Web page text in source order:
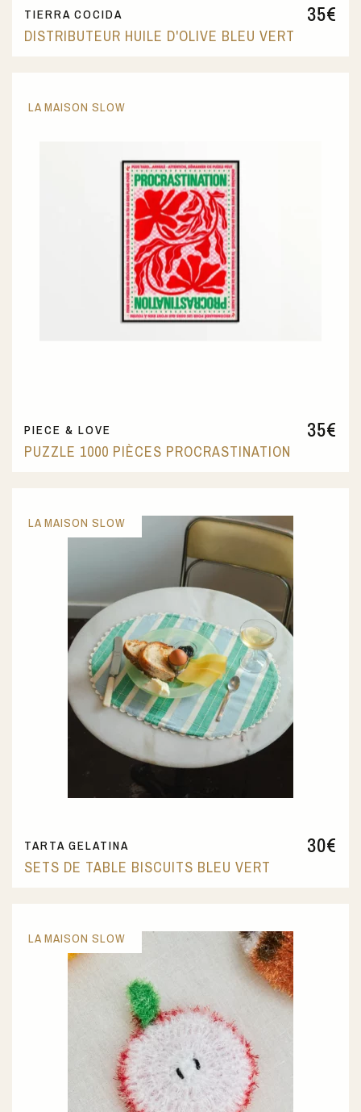
35€
TIERRA COCIDA
DISTRIBUTEUR HUILE D'OLIVE BLEU VERT
35€
PIECE & LOVE
PUZZLE 1000 PIÈCES PROCRASTINATION
LA MAISON SLOW
30€
TARTA GELATINA
SETS DE TABLE BISCUITS BLEU VERT
LA MAISON SLOW
LA MAISON SLOW